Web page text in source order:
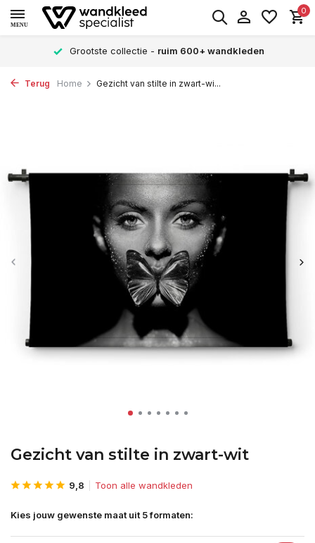
MENU
0
Grootste collectie - ruim 600+ wandkleden
Terug Home Gezicht van stilte in zwart-wi...
Gezicht van stilte in zwart-wit
9,8 Toon alle wandkleden
Kies jouw gewenste maat uit 5 formaten: